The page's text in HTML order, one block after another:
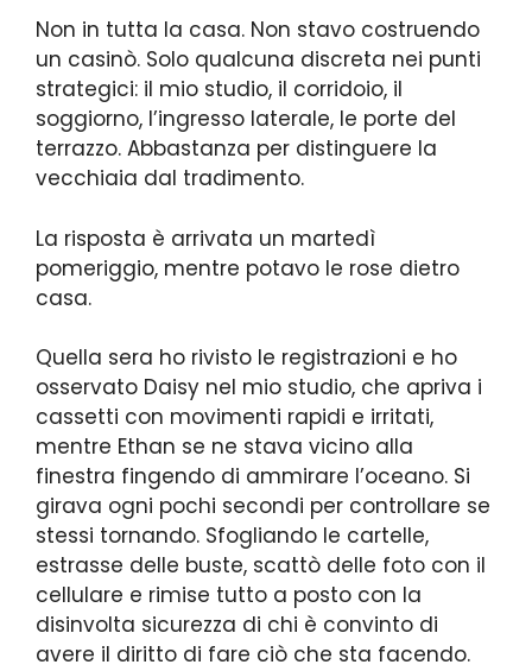
Non in tutta la casa. Non stavo costruendo
un casinò. Solo qualcuna discreta nei punti
strategici: il mio studio, il corridoio, il
soggiorno, l’ingresso laterale, le porte del
terrazzo. Abbastanza per distinguere la
vecchiaia dal tradimento.
La risposta è arrivata un martedì
pomeriggio, mentre potavo le rose dietro
casa.
Quella sera ho rivisto le registrazioni e ho
osservato Daisy nel mio studio, che apriva i
cassetti con movimenti rapidi e irritati,
mentre Ethan se ne stava vicino alla
finestra fingendo di ammirare l’oceano. Si
girava ogni pochi secondi per controllare se
stessi tornando. Sfogliando le cartelle,
estrasse delle buste, scattò delle foto con il
cellulare e rimise tutto a posto con la
disinvolta sicurezza di chi è convinto di
avere il diritto di fare ciò che sta facendo.